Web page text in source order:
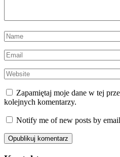
Zapamiętaj moje dane w tej
kolejnych komentarzy.
Notify me of new posts by